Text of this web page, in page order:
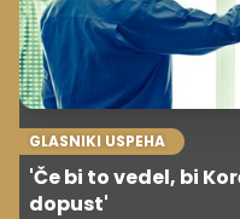
GLASNIKI USPEHA
'Če bi to vedel, bi
dopust'